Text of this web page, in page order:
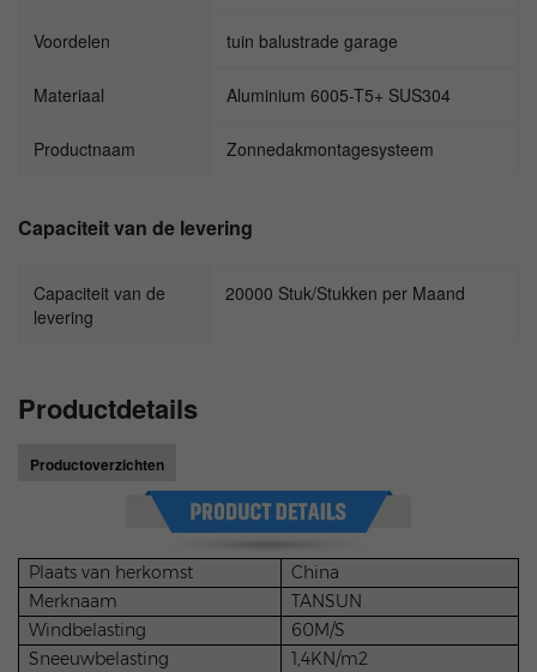
Voordelen tuin balustrade garage
Materiaal Aluminium 6005-T5+ SUS304
Productnaam Zonnedakmontagesysteem
Capaciteit van de levering
Capaciteit van de
levering
20000 Stuk/Stukken per Maand
Productdetails
Productoverzichten
Plaats van herkomst
China
Merknaam
TANSUN
Windbelasting
60M/S
Sneeuwbelasting
1,4KN/m2